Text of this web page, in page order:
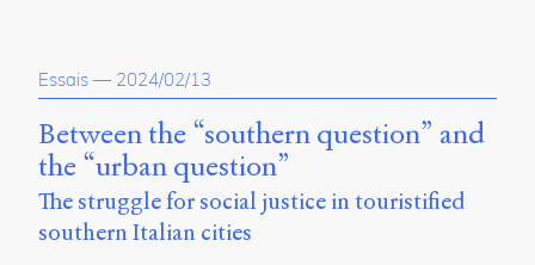
Essais — 2024/02/13
Between the “southern question” and
the “urban question”
The struggle for social justice in touristified
southern Italian cities